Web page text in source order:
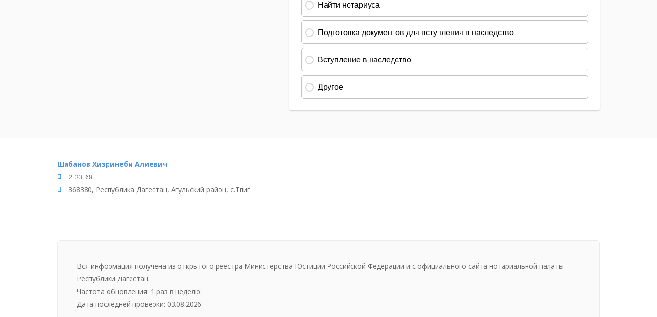
Шабанов Хизринеби Алиевич
2-23-68
368380, Республика Дагестан, Агульский район, с.Тпиг
Вся информация получена из открытого реестра Министерства Юстиции Российской Федерации и с официального сайта нотариальной палаты
Республики Дагестан.
Частота обновления: 1 раз в неделю.
Дата последней проверки: 03.08.2026